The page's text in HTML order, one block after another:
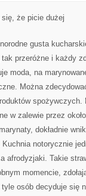
że picie dużej
gusta
przeróżne i każdy
moda, na
Można
w zalewie przez
dokładnie
notorycznie
afrodyzjaki. Takie
momencie,
osób decyduje się